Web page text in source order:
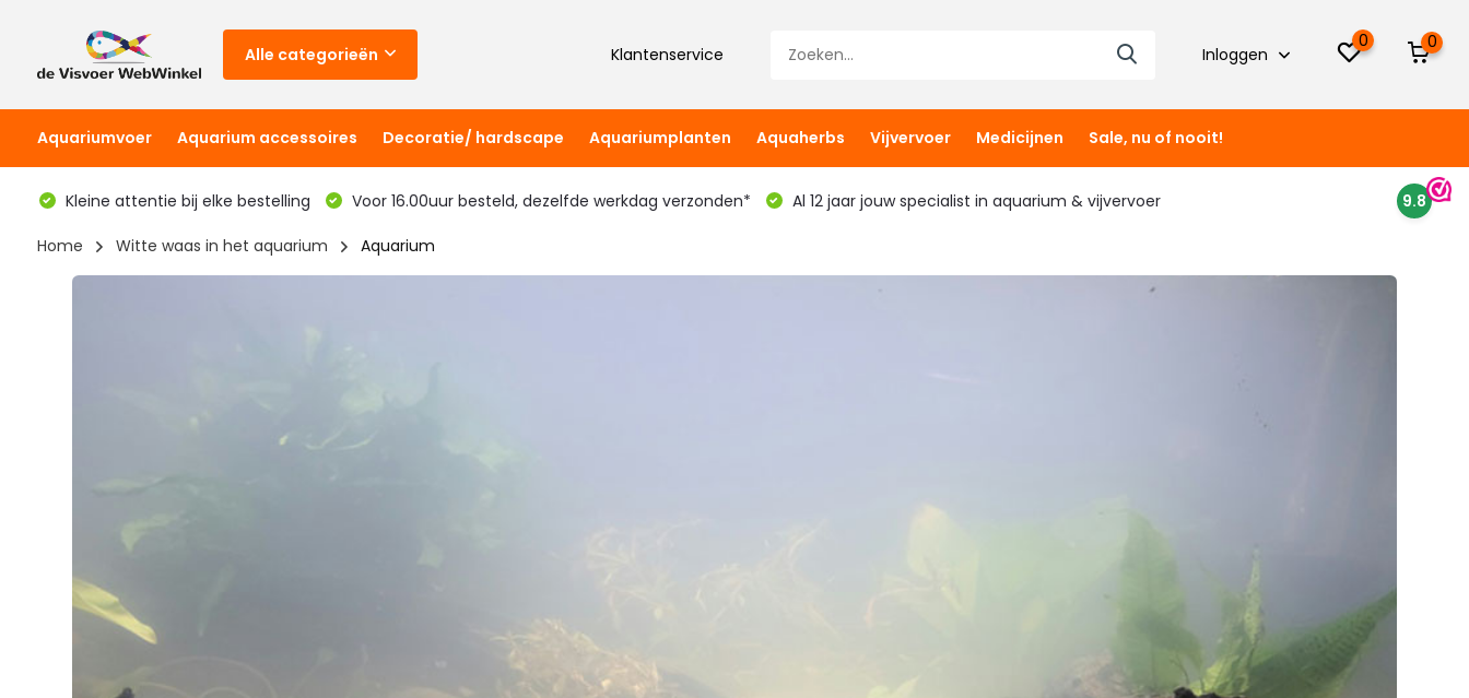
Alle categorieën Klantenservice Inloggen
0 0
Aquariumvoer Aquarium accessoires Decoratie/ hardscape Aquariumplanten Aquaherbs Vijvervoer Medicijnen Sale, nu of nooit!
Kleine attentie bij elke bestelling Voor 16.00uur besteld, dezelfde werkdag verzonden* Al 12 jaar jouw specialist in aquarium & vijvervoer 9.8
Home Witte waas in het aquarium Aquarium